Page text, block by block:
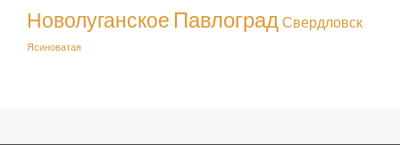
Новолуганское ПавлоградСвердловск
Ясиноватая